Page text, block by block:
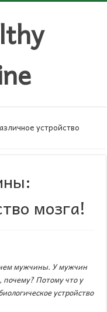
устройство
мозга!
мужчины. У мужчин
почему? Потому что у
устройство